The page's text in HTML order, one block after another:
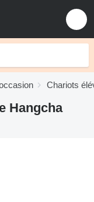
Chariots
Hangcha